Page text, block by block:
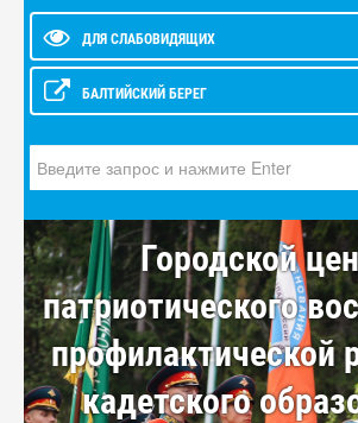
ДЛЯ СЛАБОВИДЯЩИХ
БАЛТИЙСКИЙ БЕРЕГ
Городской
патриотического
профилактической
кадетского